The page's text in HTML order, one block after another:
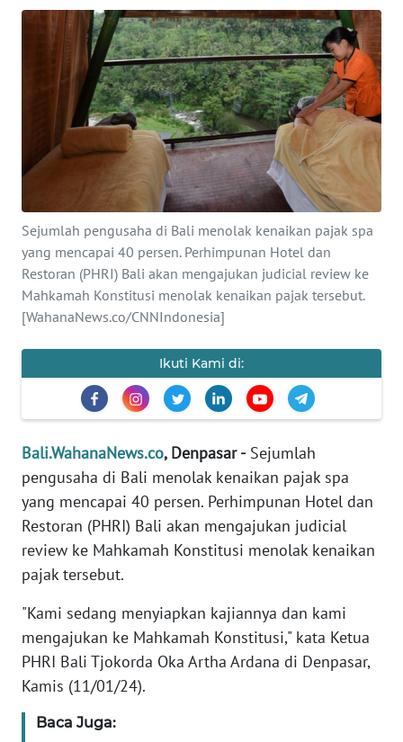
Sejumlah pengusaha di Bali menolak kenaikan pajak spa
yang mencapai 40 persen. Perhimpunan Hotel dan
Restoran (PHRI) Bali akan mengajukan judicial review ke
Mahkamah Konstitusi menolak kenaikan pajak tersebut.
[WahanaNews.co/CNNIndonesia]
Ikuti Kami di:
Bali.WahanaNews.co, Denpasar -Sejumlah
pengusaha di Bali menolak kenaikan pajak spa
yang mencapai 40 persen. Perhimpunan Hotel dan
Restoran (PHRI) Bali akan mengajukan judicial
review ke Mahkamah Konstitusi menolak kenaikan
pajak tersebut.
"Kami sedang menyiapkan kajiannya dan kami
mengajukan ke Mahkamah Konstitusi," kata Ketua
PHRI Bali Tjokorda Oka Artha Ardana di Denpasar,
Kamis (11/01/24).
Baca Juga:
OPINI
BERITA
INFO
IKLAN
TENTANG
SIBER
KARIR
DISCLAIMER
Wahana
Regional
WN
SUMUT